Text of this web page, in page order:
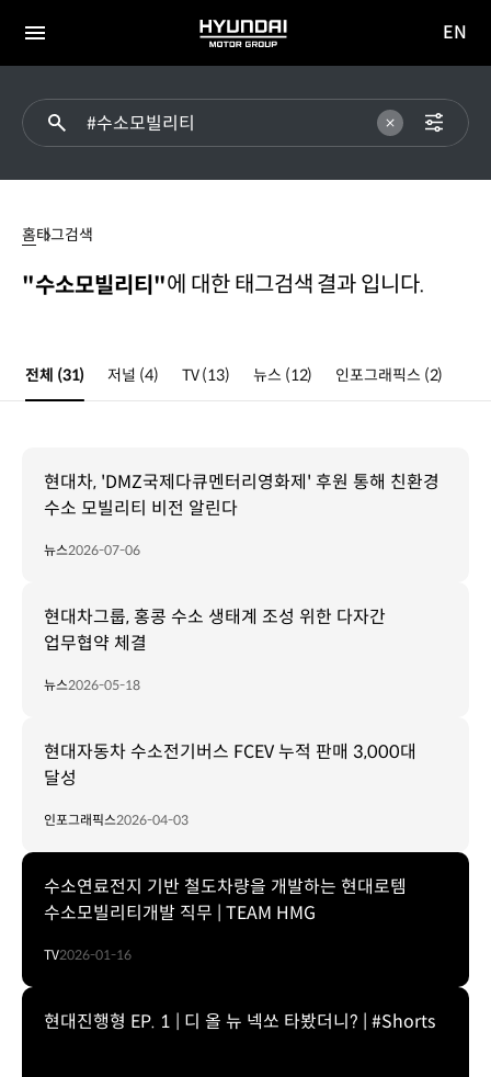
전체
HYUNDAI
MOTOR
이동
EN
홈태그검색
"수소모빌리티"에 대한 태그검색 결과 입니다.
전체 (31) 저널 (4) TV(13) 뉴스 (12) 인포그래픽스 (2)
현대차, 'DMZ국제다큐멘터리영화제' 후원 통해 친환경
수소 모빌리티 비전 알린다
뉴스2026-07-06
현대차그룹, 홍콩 수소 생태계 조성 위한 다자간
업무협약 체결
뉴스2026-05-18
현대자동차 수소전기버스 FCEV 누적 판매 3,000대
달성
인포그래픽스2026-04-03
수소연료전지 기반 철도차량을 개발하는 현대로템
수소모빌리티개발 직무 | TEAM HMG
TV2026-01-16
현대진행형 EP. 1 | 디 올 뉴 넥쏘 타봤더니? | #Shorts